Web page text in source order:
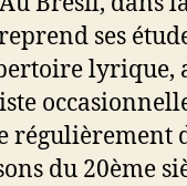
ses
lyrique,
régulièrement
du 20ème